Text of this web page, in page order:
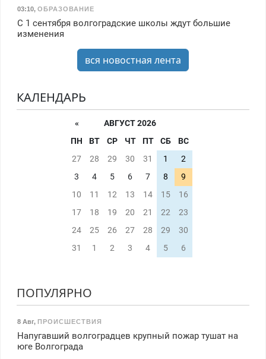
03:10, ОБРАЗОВАНИЕ
С 1 сентября волгоградские школы ждут большие
изменения
вся новостная лента
КАЛЕНДАРЬ
«
АВГУСТ 2026
ПН
ВТ СР ЧТ ПТ СБ
ВС
27
28 29 30 31 1
2
3
4 5 6 7 8
9
10
11 12 13 14 15
16
17
18 19 20 21 22
23
24
25 26 27 28 29
30
31
1 2 3 4 5 6
ПОПУЛЯРНО
8 Авг, ПРОИСШЕСТВИЯ
Напугавший волгоградцев крупный пожар тушат на
юге Волгограда